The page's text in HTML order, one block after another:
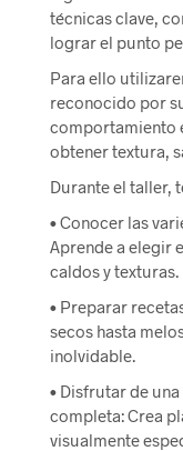
técnicas clave,
lograr el punto
Para ello
reconocido por
comportamiento
obtener textura,
Durante el taller,
•Conocer las
Aprende a elegir
caldos y texturas.
• Preparar
secos hasta
inolvidable.
• Disfrutar de
completa: Crea
visualmente